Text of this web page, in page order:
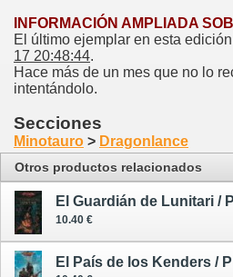
INFORMACIÓN AMPLIADA
El último ejemplar en esta
17 20:48:44.
Hace más de un mes que no lo
intentándolo.
Secciones
Minotauro > Dragonlance
Otros productos relacionados
10.40 €